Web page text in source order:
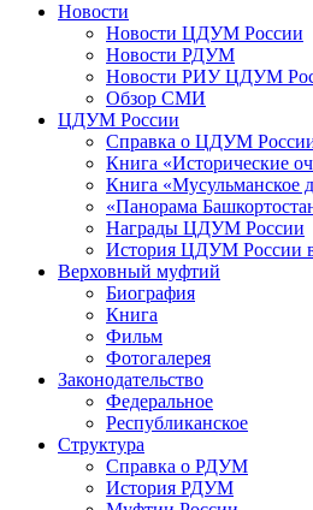
Новости
Новости ЦДУМ России
Новости РДУМ
Новости РИУ ЦДУМ
Обзор СМИ
ЦДУМ России
Справка о ЦДУМ
Книга «Исторические
Книга «Мусульманское
«Панорама
Награды ЦДУМ России
История ЦДУМ России
Верховный муфтий
Биография
Книга
Фильм
Фотогалерея
Законодательство
Федеральное
Республиканское
Структура
Справка о РДУМ
История РДУМ